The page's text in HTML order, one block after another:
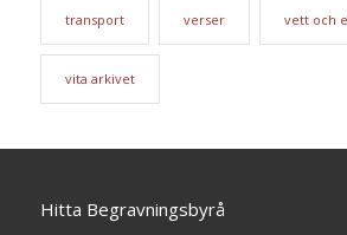
transport verser vett och
vita arkivet
Hitta Begravningsbyrå